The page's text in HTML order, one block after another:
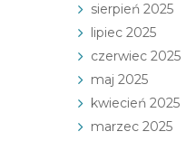
sierpień 2025
lipiec 2025
czerwiec 2025
maj 2025
kwiecień 2025
marzec 2025